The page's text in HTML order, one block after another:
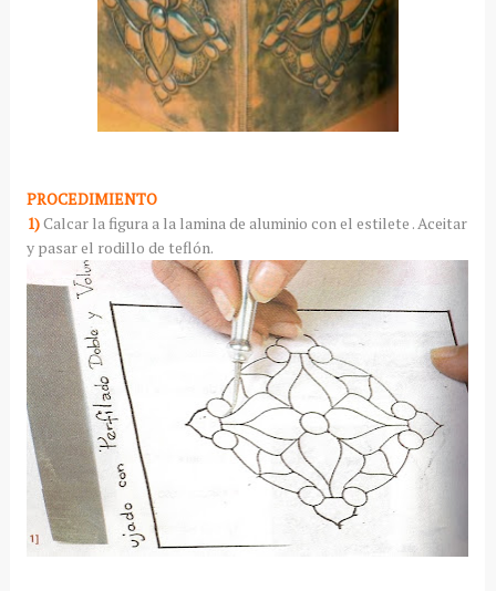
PROCEDIMIENTO
1)Calcar la figura a la lamina de aluminio con el estilete . Aceitar
y pasar el rodillo de teflón.